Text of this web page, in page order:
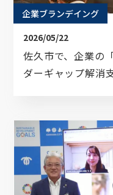
企業ブランデイング
2026/05/22
佐久市で、企業の
ダーギャップ解消
資料